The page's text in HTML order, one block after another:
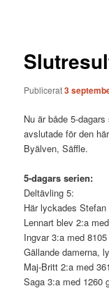
Publicerat3
Nu är både 5-
avslutade för den
Byälven, Säffle.
5-dagars serien:
Deltävling 5:
Här lyckades
Lennart blev 2:a
Ingvar 3:a med 8105
Gällande damerna,
Maj-Britt 2:a med
Saga 3:a med 1260